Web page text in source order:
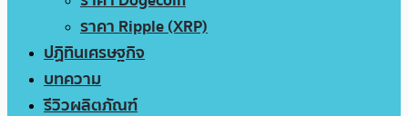
ราคา Ripple (XRP)
ปฏิทินเศรษฐกิจ
บทความ
รีวิวผลิตภัณฑ์